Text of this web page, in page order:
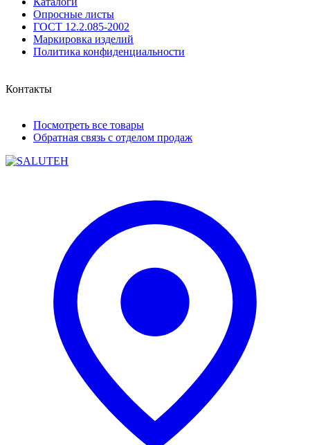
Опросные листы
ГОСТ 12.2.085-2002
Маркировка изделий
Политика конфиденциальности
Контакты
Посмотреть все товары
Обратная связь с отделом продаж